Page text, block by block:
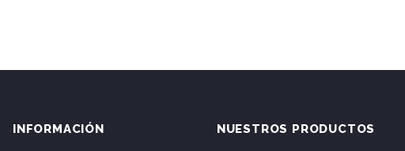
INFORMACIÓN NUESTROS PRODUCTOS